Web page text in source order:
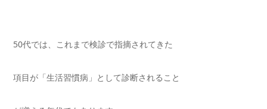
50代では、これまで検診で指摘されてきた
項目が「生活習慣病」として診断されること